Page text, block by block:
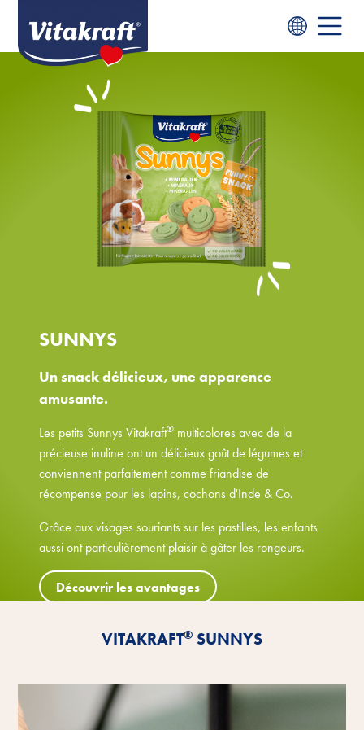
SUNNYS
Un snack délicieux, une apparence
amusante.
Les petits Sunnys Vitakraft® multicolores avec de la
précieuse inuline ont un délicieux goût de légumes et
conviennent parfaitement comme friandise de
récompense pour les lapins, cochons d'Inde & Co.
Grâce aux visages souriants sur les pastilles, les enfants
aussi ont particulièrement plaisir à gâter les rongeurs.
Découvrir les avantages
VITAKRAFT® SUNNYS